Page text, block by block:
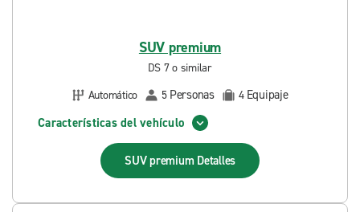
SUV premium
DS 7 o similar
Automático
5 Personas 4 Equipaje
Características del vehículo
SUV premium Detalles